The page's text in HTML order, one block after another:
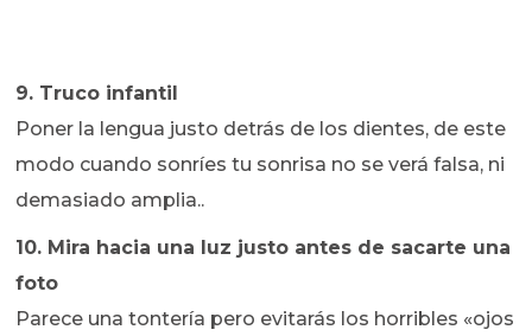
9. Truco infantil
Poner la lengua justo detrás de los dientes, de este
modo cuando sonríes tu sonrisa no se verá falsa, ni
demasiado amplia..
10. Mira hacia una luz justo antes de sacarte una
foto
Parece una tontería pero evitarás los horribles «ojos